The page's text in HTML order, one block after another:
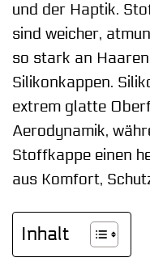
und der Haptik.
sind weicher,
so stark an
Silikonkappen.
extrem glatte
Aerodynamik,
Stoffkappe einen
aus Komfort,
Inhalt